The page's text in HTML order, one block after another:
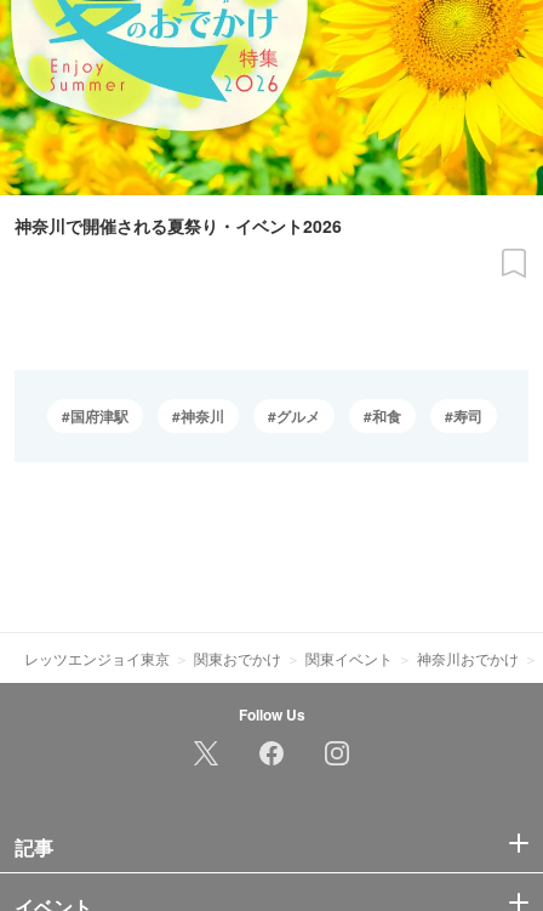
神奈川で開催される夏祭り・イベント2026
国府津駅 神奈川 グルメ 和食 寿司
レッツエンジョイ東京 関東おでかけ 関東イベント 神奈川おでかけ
Follow Us
記事